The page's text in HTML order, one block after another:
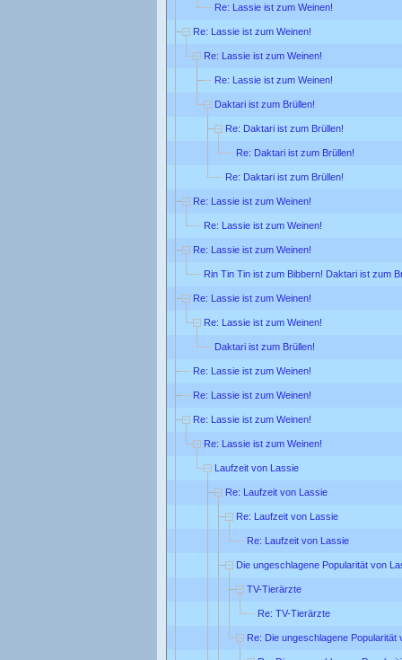
Re: Lassie ist zum Weinen!
Re: Lassie ist zum Weinen!
Re: Lassie ist zum Weinen!
Re: Lassie ist zum Weinen!
Daktari ist zum Brüllen!
Re: Daktari ist zum Brüllen!
Re: Daktari ist zum Brüllen!
Re: Daktari ist zum Brüllen!
Re: Lassie ist zum Weinen!
Re: Lassie ist zum Weinen!
Re: Lassie ist zum Weinen!
Rin Tin Tin ist zum Bibbern! Daktari ist zum
Re: Lassie ist zum Weinen!
Re: Lassie ist zum Weinen!
Daktari ist zum Brüllen!
Re: Lassie ist zum Weinen!
Re: Lassie ist zum Weinen!
Re: Lassie ist zum Weinen!
Re: Lassie ist zum Weinen!
Laufzeit von Lassie
Re: Laufzeit von Lassie
Re: Laufzeit von Lassie
Re: Laufzeit von Lassie
Die ungeschlagene Popularität von
TV-Tierärzte
Re: TV-Tierärzte
Re: Die ungeschlagene Popularität